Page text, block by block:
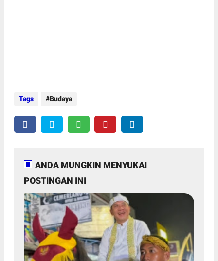
Tags Budaya
ANDA MUNGKIN MENYUKAI
POSTINGAN INI